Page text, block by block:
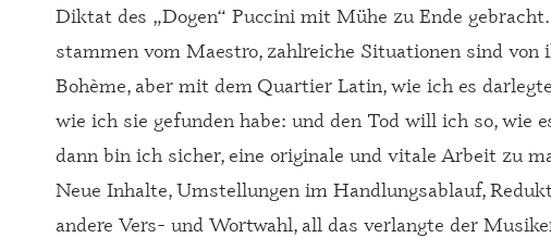
Diktat des „Dogen“ Puccini mit Mühe zu Ende
stammen vom Maestro, zahlreiche Situationen sind
Bohème, aber mit dem Quartier Latin, wie ich es
wie ich sie gefunden habe: und den Tod will ich so, wie
dann bin ich sicher, eine originale und vitale Arbeit zu
Neue Inhalte, Umstellungen im Handlungsablauf,
andere Vers- und Wortwahl, all das verlangte der